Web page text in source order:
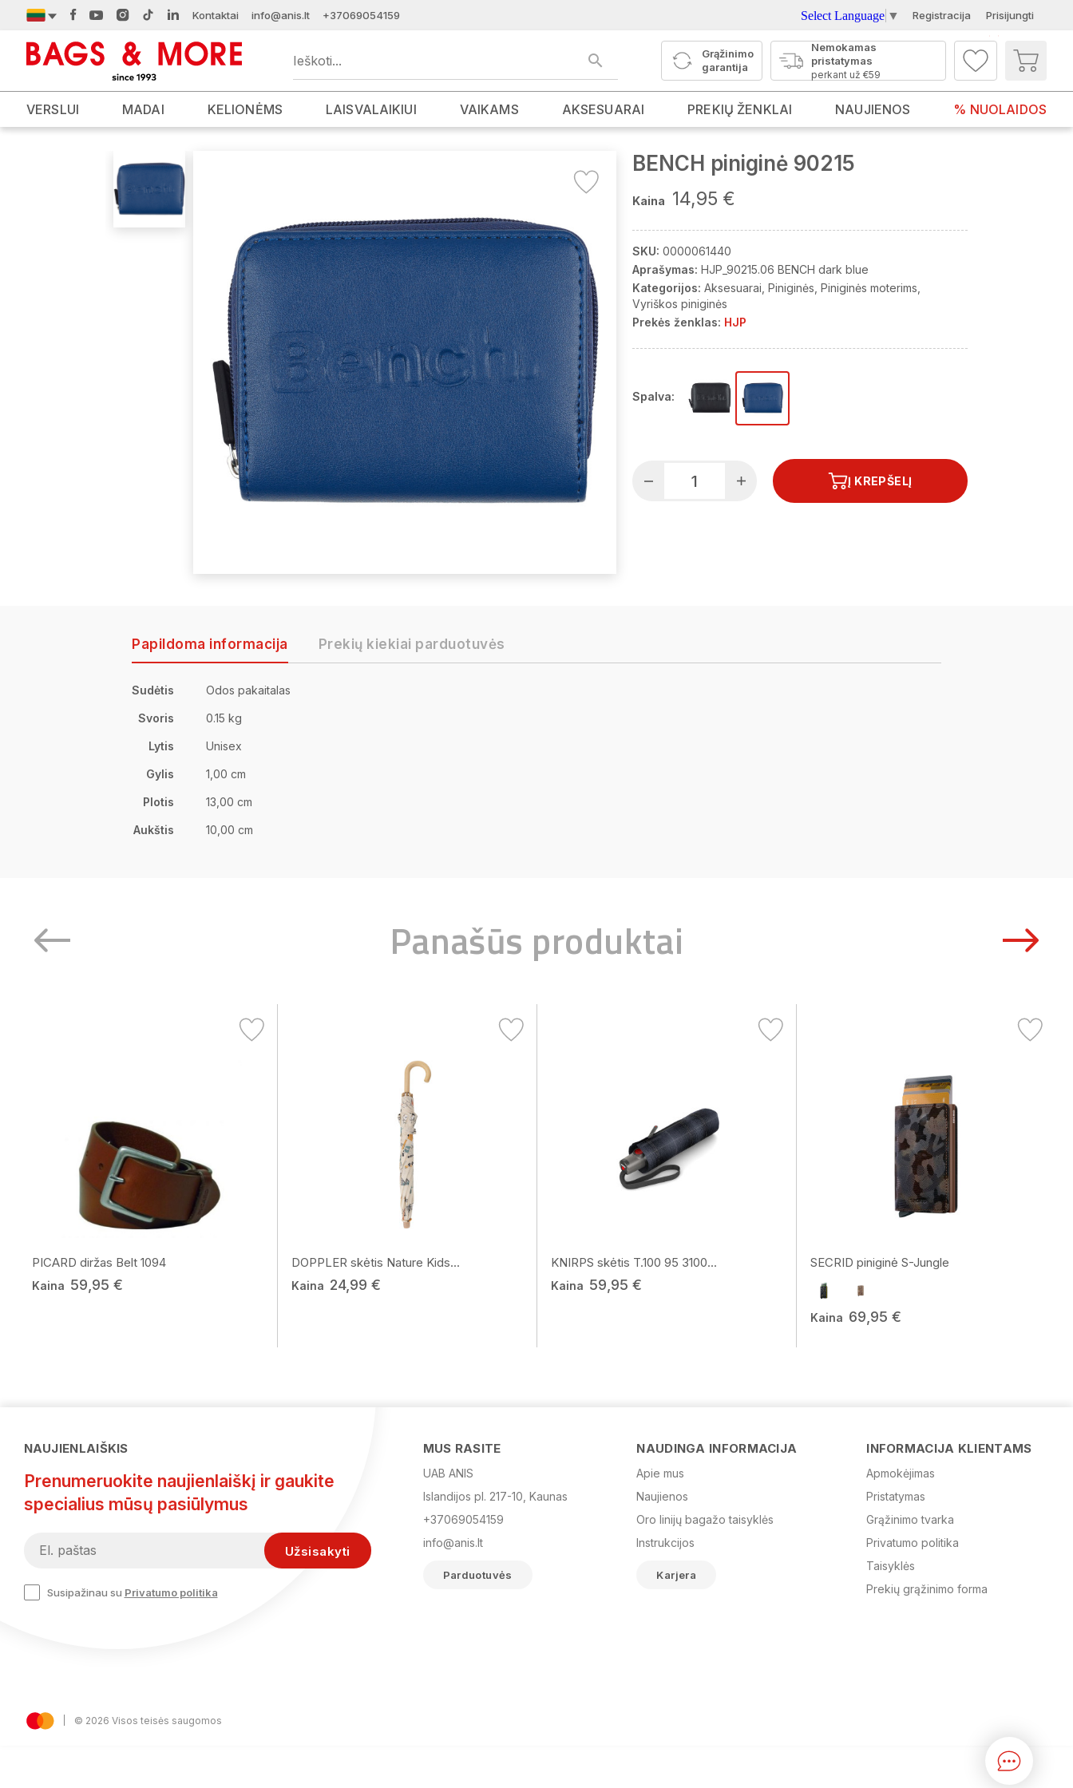
Kontaktai info@anis.lt +37069054159 Select Language ▼ Registracija Prisijungti
Grąžinimo
garantija
Nemokamas
pristatymas
perkant už €59
VERSLUI MADAI KELIONĖMS LAISVALAIKIUI VAIKAMS AKSESUARAI PREKIŲ ŽENKLAI NAUJIENOS % NUOLAIDOS
BENCH piniginė 90215
Kaina 14,95 €
SKU: 0000061440
Aprašymas: HJP_90215.06 BENCH dark blue
Kategorijos: Aksesuarai Piniginės Piniginės moterims
Vyriškos piniginės
Prekės ženklas: HJP
Spalva:
Į KREPŠELĮ
Papildoma informacija Prekių kiekiai parduotuvės
Sudėtis Odos pakaitalas
Svoris 0.15 kg
Lytis Unisex
Gylis 1,00 cm
Plotis 13,00 cm
Aukštis 10,00 cm
Panašūs produktai
PICARD diržas Belt 1094
Kaina 59,95 €
DOPPLER skėtis Nature Kids...
Kaina 24,99 €
KNIRPS skėtis T.100 95 3100...
Kaina 59,95 €
SECRID piniginė S-Jungle
Kaina 69,95 €
NAUJIENLAIŠKIS
Prenumeruokite naujienlaiškį ir gaukite
specialius mūsų pasiūlymus
Susipažinau su Privatumo politika
MUS RASITE
UAB ANIS
Islandijos pl. 217-10, Kaunas
+37069054159
info@anis.lt
Parduotuvės
NAUDINGA INFORMACIJA
Apie mus
Naujienos
Oro linijų bagažo taisyklės
Instrukcijos
Karjera
INFORMACIJA KLIENTAMS
Apmokėjimas
Pristatymas
Grąžinimo tvarka
Privatumo politika
Taisyklės
Prekių grąžinimo forma
© 2026 Visos teisės saugomos